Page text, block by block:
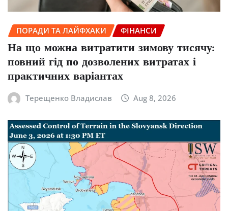
ПОРАДИ ТА ЛАЙФХАКИ ФІНАНСИ
На що можна витратити зимову тисячу:
повний гід по дозволених витратах і
практичних варіантах
Терещенко Владислав Aug 8, 2026